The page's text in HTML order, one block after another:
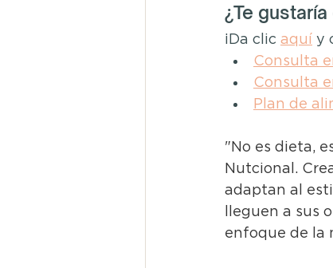
¿Te
¡Da clic aquí y
Consulta
Consulta
Plan de
"No es dieta,
Nutcional.
adaptan al
lleguen a sus
enfoque de la